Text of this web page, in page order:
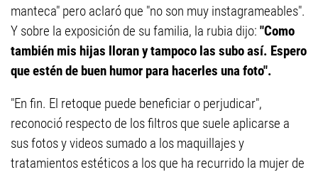
manteca" pero aclaró que "no son muy instagrameables".
Y sobre la exposición de su familia, la rubia dijo: "Como
también mis hijas lloran y tampoco las subo así. Espero
que estén de buen humor para hacerles una foto".
"En fin. El retoque puede beneficiar o perjudicar",
reconoció respecto de los filtros que suele aplicarse a
sus fotos y videos sumado a los maquillajes y
tratamientos estéticos a los que ha recurrido la mujer de